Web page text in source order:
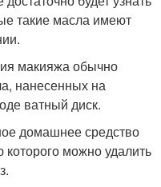
такие масла имеют
макияжа обычно
нанесенных на
ватный диск.
домашнее средство
можно удалить